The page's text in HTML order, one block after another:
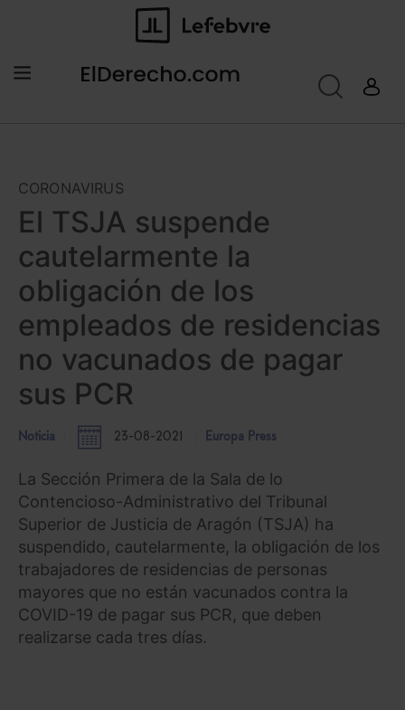
CORONAVIRUS
El TSJA suspende
cautelarmente la
obligación de los
empleados de residencias
no vacunados de pagar
sus PCR
Noticia 23-08-2021 Europa Press
La Sección Primera de la Sala de lo
Contencioso-Administrativo del Tribunal
Superior de Justicia de Aragón (TSJA) ha
suspendido, cautelarmente, la obligación de los
trabajadores de residencias de personas
mayores que no están vacunados contra la
COVID-19 de pagar sus PCR, que deben
realizarse cada tres días.